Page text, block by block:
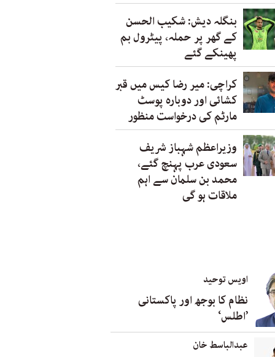
بنگلہ دیش: شکیب الحسن
کے گھر پر حملہ، پیٹرول بم
پھینکے گئے
کراچی: میر رضا کیس میں قبر
کشائی اور دوبارہ پوسٹ
مارٹم کی درخواست منظور
وزیراعظم شہباز شریف
سعودی عرب پہنچ گئے،
محمد بن سلمان سے اہم
ملاقات ہو گی
اویس توحید
نظام کا بوجھ اور پاکستانی
’اطلس‘
عبدالباسط خان